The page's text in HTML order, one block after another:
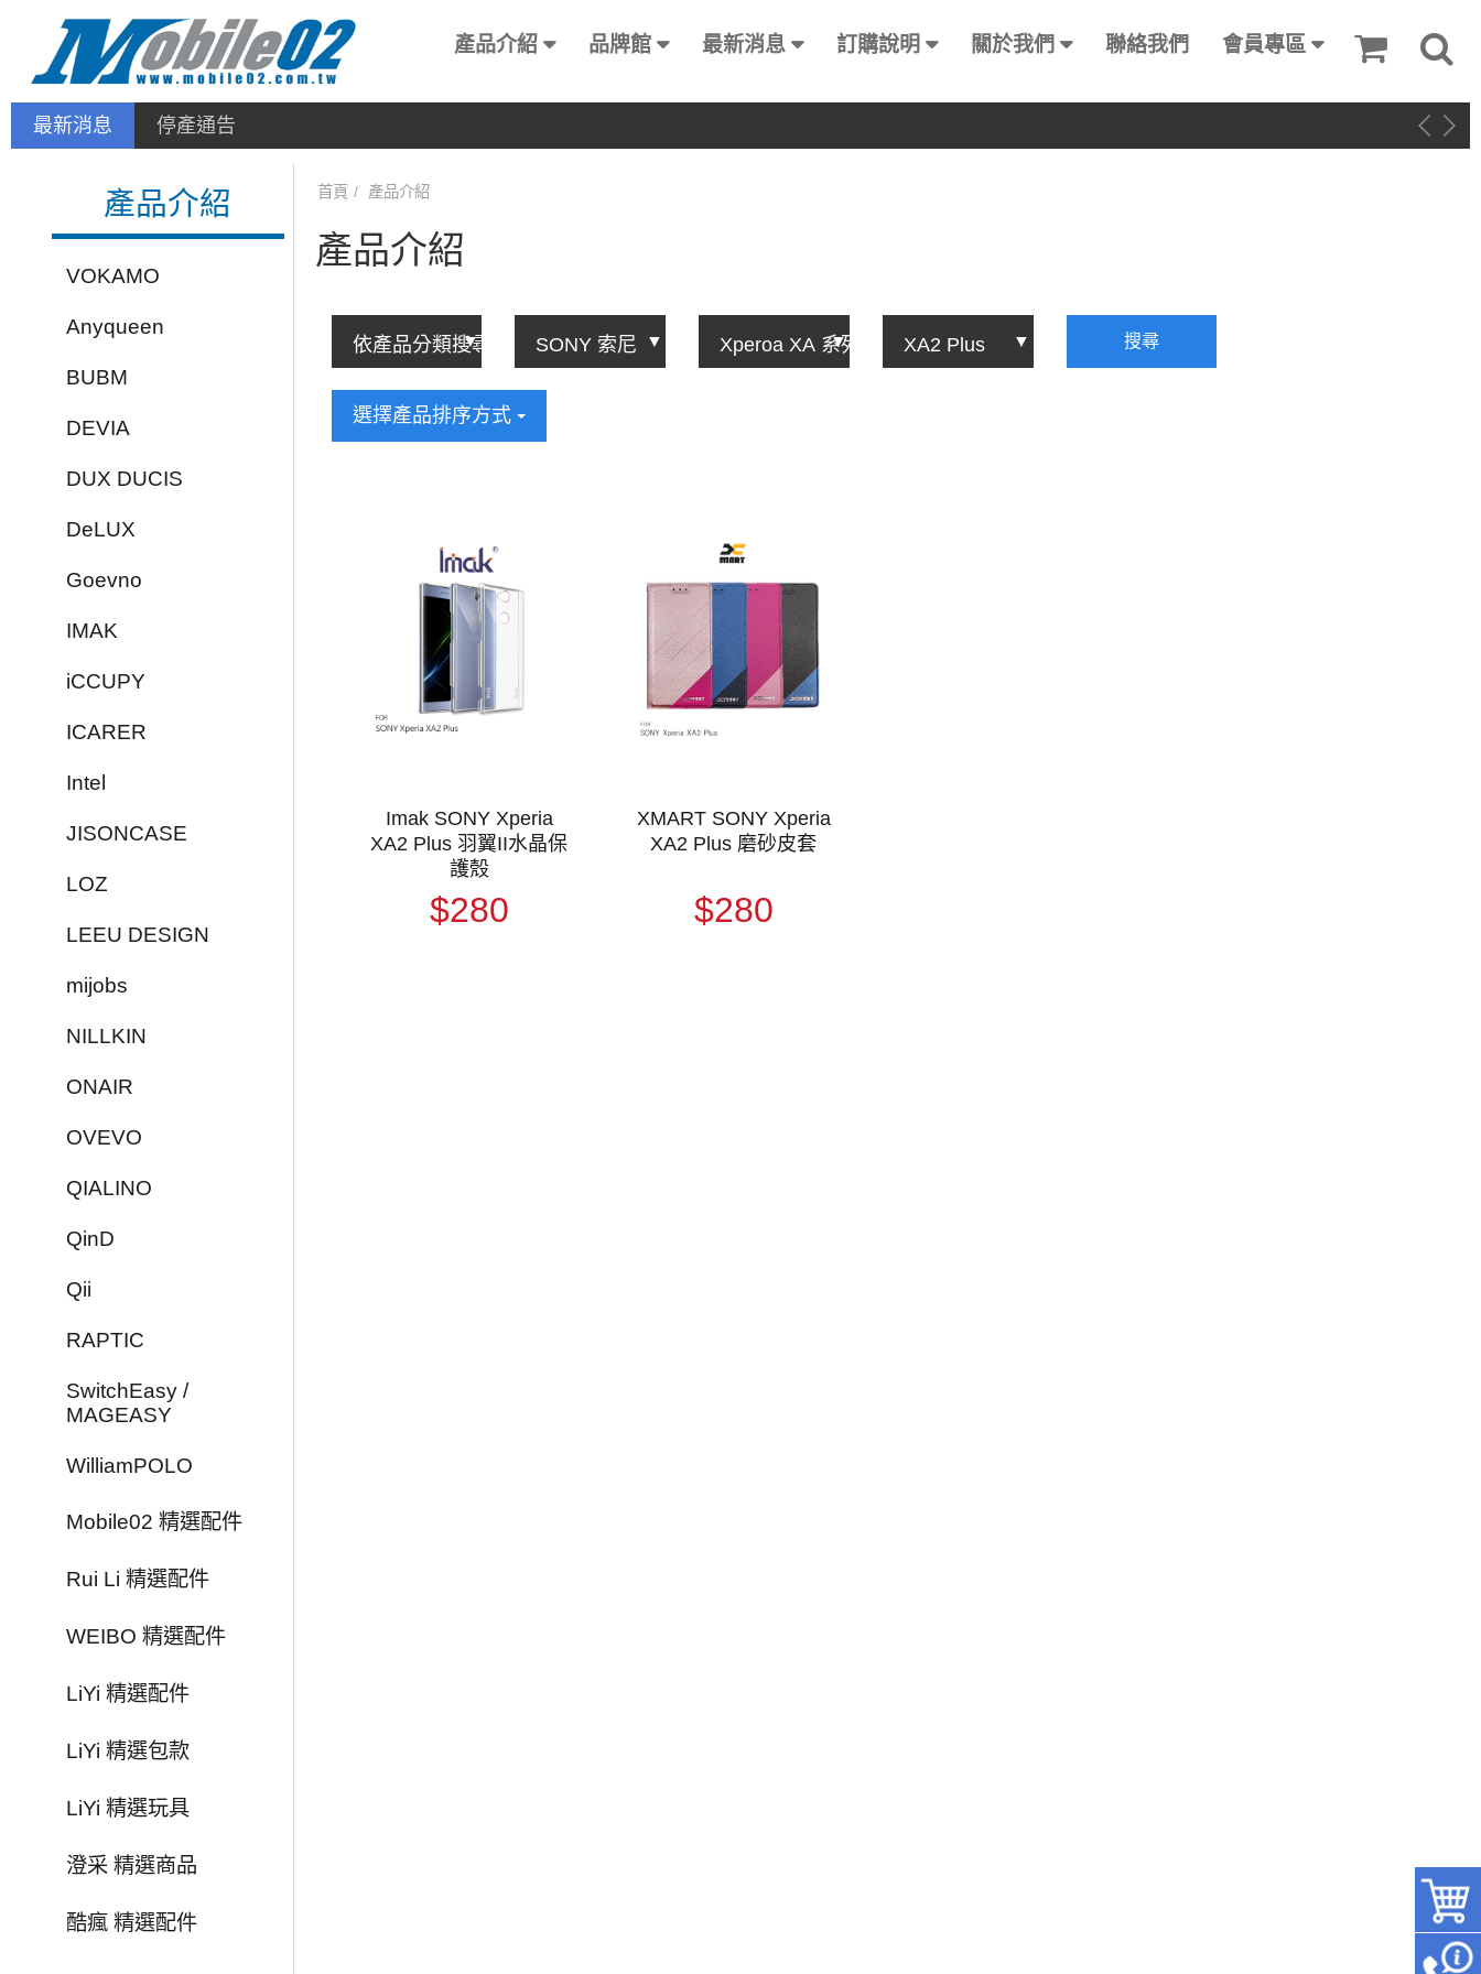
產品介紹 品牌館 最新消息 訂購說明 關於我們 聯絡我們 會員專區
最新消息 停產通告
產品介紹
VOKAMO
Anyqueen
BUBM
DEVIA
DUX DUCIS
DeLUX
Goevno
IMAK
iCCUPY
ICARER
Intel
JISONCASE
LOZ
LEEU DESIGN
mijobs
NILLKIN
ONAIR
OVEVO
QIALINO
QinD
Qii
RAPTIC
SwitchEasy /
MAGEASY
WilliamPOLO
Mobile02 精選配件
Rui Li 精選配件
WEIBO 精選配件
LiYi 精選配件
LiYi 精選包款
LiYi 精選玩具
澄采 精選商品
酷瘋 精選配件
首頁 產品介紹
產品介紹
搜尋
選擇產品排序方式
Imak SONY Xperia
XA2 Plus 羽翼II水晶保
護殼
$280
XMART SONY Xperia
XA2 Plus 磨砂皮套
$280